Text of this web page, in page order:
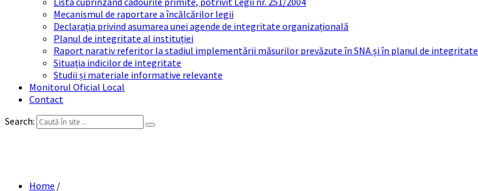
Mecanismul de raportare a încălcărilor legii
Declarația privind asumarea unei agende de integritate organizațională
Planul de integritate al instituției
Raport narativ referitor la stadiul implementării măsurilor prevăzute în SNA și în planul de integritate
Situația indicilor de integritate
Studii și materiale informative relevante
Monitorul Oficial Local
Contact
Search:
Home /